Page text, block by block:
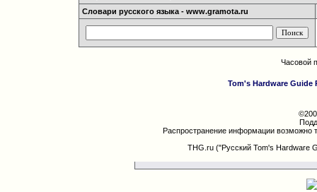
Словари русского языка - www.gramota.ru
Часовой
Tom's Hardware Guide
Распространение информации возможно
THG.ru ("Русский Tom's Hardware